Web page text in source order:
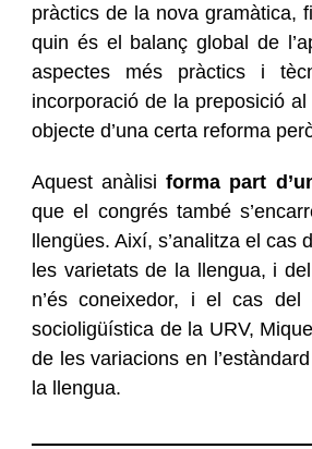
pràctics de la nova gramàtica,
quin és el balanç global de
aspectes més pràctics i
incorporació de la preposició
objecte d’una certa reforma
Aquest anàlisiforma part
que el congrés també
llengües. Així, s’analitza el cas
les varietats de la llengua, i
n’és coneixedor, i el cas
socioligüística de la URV,
de les variacions en
la llengua.